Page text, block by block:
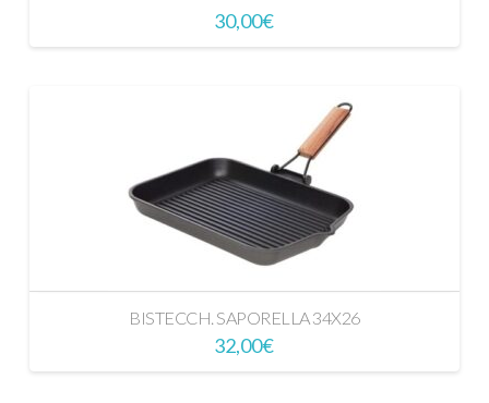
30,00€
BISTECCH. SAPORELLA 34X26
32,00€